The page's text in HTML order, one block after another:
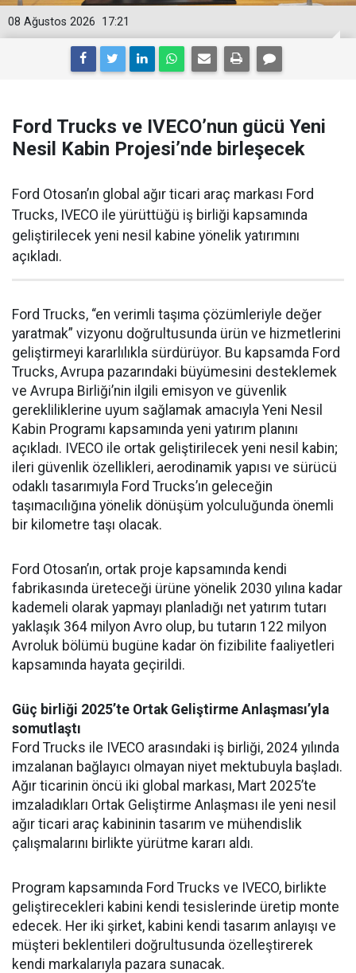
17:21
08 Ağustos 2026
Ford Trucks ve IVECO’nun gücü Yeni
Nesil Kabin Projesi’nde birleşecek
Ford Otosan’ın global ağır ticari araç markası Ford
Trucks, IVECO ile yürüttüğü iş birliği kapsamında
geliştirilecek yeni nesil kabine yönelik yatırımını
açıkladı.
Ford Trucks, “en verimli taşıma çözümleriyle değer
yaratmak” vizyonu doğrultusunda ürün ve hizmetlerini
geliştirmeyi kararlılıkla sürdürüyor. Bu kapsamda Ford
Trucks, Avrupa pazarındaki büyümesini desteklemek
ve Avrupa Birliği’nin ilgili emisyon ve güvenlik
gerekliliklerine uyum sağlamak amacıyla Yeni Nesil
Kabin Programı kapsamında yeni yatırım planını
açıkladı. IVECO ile ortak geliştirilecek yeni nesil kabin;
ileri güvenlik özellikleri, aerodinamik yapısı ve sürücü
odaklı tasarımıyla Ford Trucks’ın geleceğin
taşımacılığına yönelik dönüşüm yolculuğunda önemli
bir kilometre taşı olacak.
Ford Otosan’ın, ortak proje kapsamında kendi
fabrikasında üreteceği ürüne yönelik 2030 yılına kadar
kademeli olarak yapmayı planladığı net yatırım tutarı
yaklaşık 364 milyon Avro olup, bu tutarın 122 milyon
Avroluk bölümü bugüne kadar ön fizibilite faaliyetleri
kapsamında hayata geçirildi.
Güç birliği 2025’te Ortak Geliştirme Anlaşması’yla
somutlaştı
Ford Trucks ile IVECO arasındaki iş birliği, 2024 yılında
imzalanan bağlayıcı olmayan niyet mektubuyla başladı.
Ağır ticarinin öncü iki global markası, Mart 2025’te
imzaladıkları Ortak Geliştirme Anlaşması ile yeni nesil
ağır ticari araç kabininin tasarım ve mühendislik
çalışmalarını birlikte yürütme kararı aldı.
Program kapsamında Ford Trucks ve IVECO, birlikte
geliştirecekleri kabini kendi tesislerinde üretip monte
edecek. Her iki şirket, kabini kendi tasarım anlayışı ve
müşteri beklentileri doğrultusunda özelleştirerek
kendi markalarıyla pazara sunacak.